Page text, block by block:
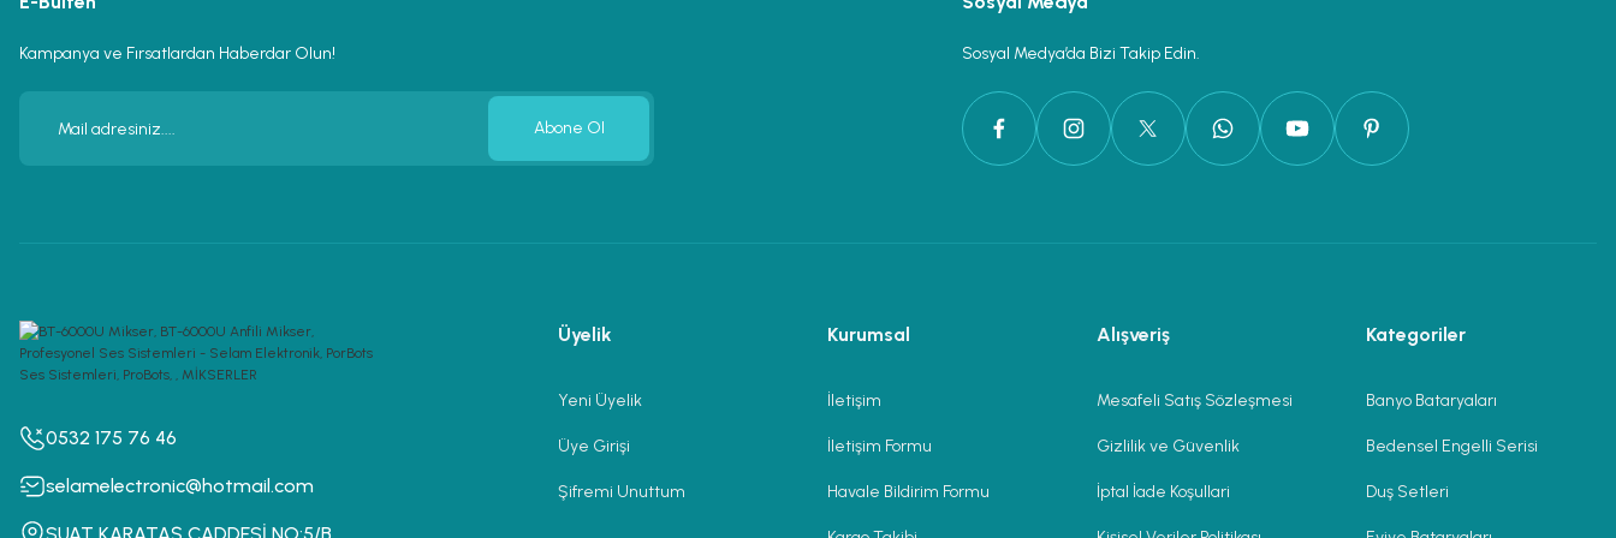
Kampanya ve Fırsatlardan Haberdar Olun!
Abone Ol
Sosyal Medya’da Bizi Takip Edin.
0532 175 76 46
selamelectronic@hotmail.com
Üyelik
Yeni Üyelik
Üye Girişi
Şifremi Unuttum
Kurumsal
İletişim
İletişim Formu
Havale Bildirim Formu
Alışveriş
Mesafeli Satış Sözleşmesi
Gizlilik ve Güvenlik
İptal İade Koşullari
Kategoriler
Banyo Bataryaları
Bedensel Engelli Serisi
Duş Setleri